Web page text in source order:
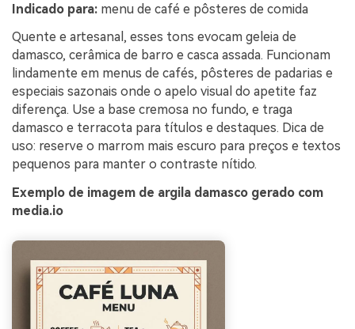
Indicado para: menu de café e pôsteres de comida
Quente e artesanal, esses tons evocam geleia de
damasco, cerâmica de barro e casca assada. Funcionam
lindamente em menus de cafés, pôsteres de padarias e
especiais sazonais onde o apelo visual do apetite faz
diferença. Use a base cremosa no fundo, e traga
damasco e terracota para títulos e destaques. Dica de
uso: reserve o marrom mais escuro para preços e textos
pequenos para manter o contraste nítido.
Exemplo de imagem de argila damasco gerado com
media.io